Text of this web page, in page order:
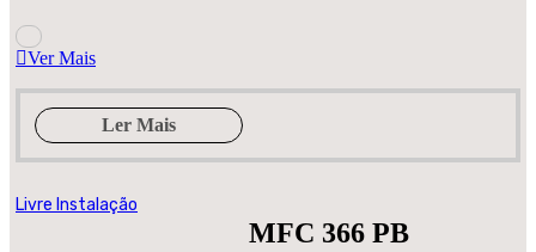
Ver Mais
Ler Mais
Livre Instalação
MFC 366 PB